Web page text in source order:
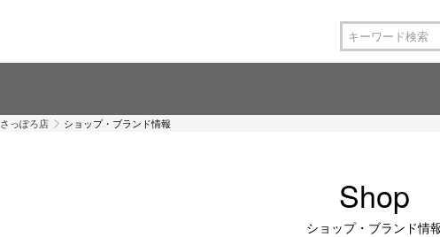
さっぽろ店 ショップ・ブランド情報
Shop
ショップ・ブランド情